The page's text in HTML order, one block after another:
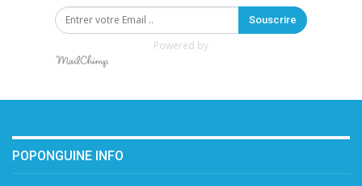
Souscrire
Powered by
POPONGUINE INFO